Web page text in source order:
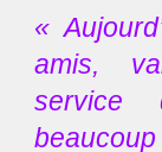
«
amis,
service